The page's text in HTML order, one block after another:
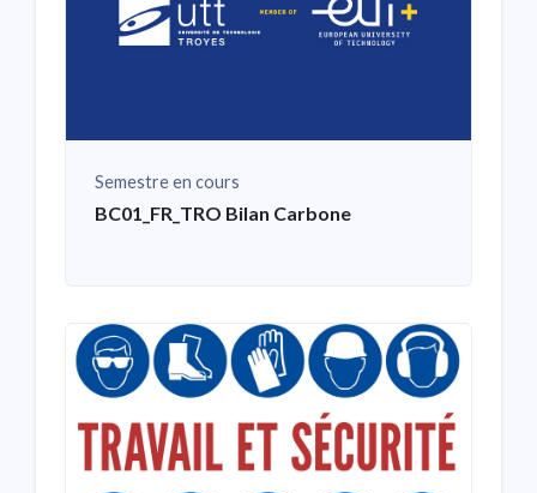
Semestre en cours
BC01_FR_TRO Bilan Carbone